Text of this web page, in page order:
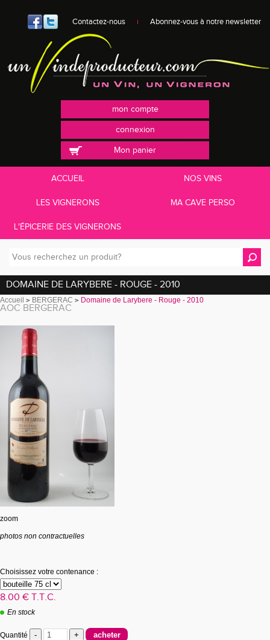
mon compte
connexion
Mon panier
ACCUEIL NOS VINS
LES VIGNERONS MA CAVE PERSO
L'ÉPICERIE DES VIGNERONS
Accueil BERGERAC Domaine de Larybere - Rouge - 2010
DOMAINE DE LARYBERE - ROUGE - 2010
AOC BERGERAC
zoom
photos non contractuelles
Choisissez votre contenance :
8.00 € T.T.C.
En stock
Quantité
Contactez-nous Abonnez-vous à notre newsletter